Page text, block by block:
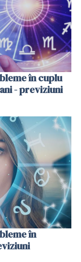
în cuplu
- previziuni
în